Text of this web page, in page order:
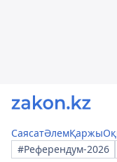
СаясатӘлемҚаржы
#Референдум-2026